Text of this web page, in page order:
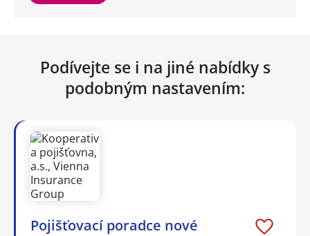
Podívejte se i na jiné nabídky s
podobným nastavením:
Pojišťovací poradce nové